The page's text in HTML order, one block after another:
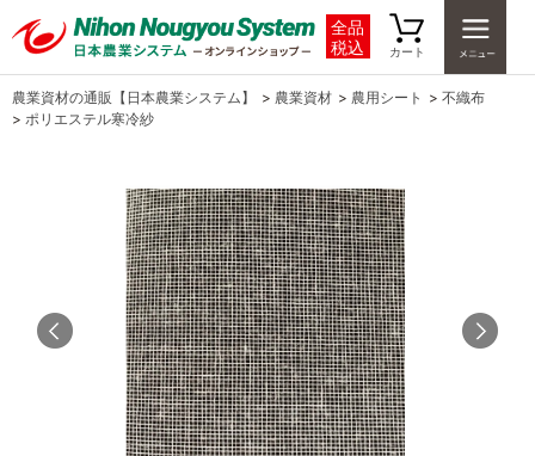
全品
税込
カート
農業資材の通販【日本農業システム】 > 農業資材 > 農用シート > 不織布
> ポリエステル寒冷紗